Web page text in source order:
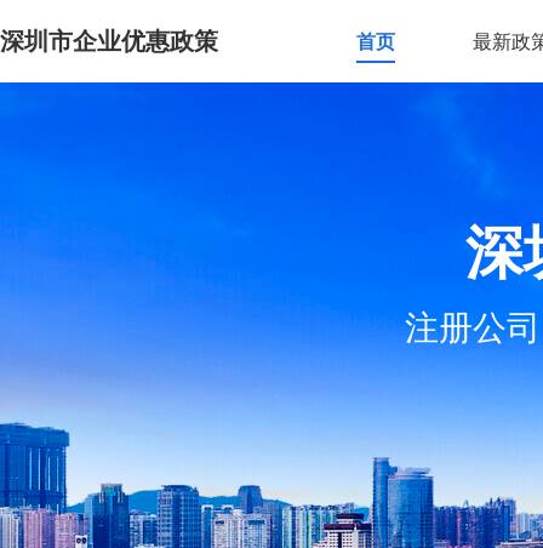
深圳市企业优惠政策 首页 最新政
深
注册公